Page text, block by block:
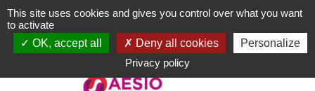
Aller
au
contenu
This site uses cookies and gives you control over what you want
to activate
OK, accept all
Deny all cookies
Personalize
Privacy policy